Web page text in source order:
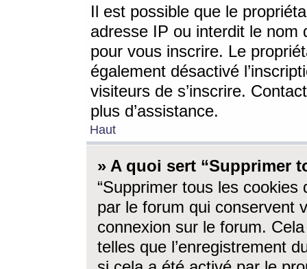
Il est possible que le
adresse IP ou interdit le nom
pour vous inscrire. Le
également désactivé
visiteurs de s’inscrire.
plus d’assistance.
Haut
» A quoi sert “Supprimer
“Supprimer tous les cookies
par le forum qui conservent
connexion sur le forum.
telles que l’enregistrement